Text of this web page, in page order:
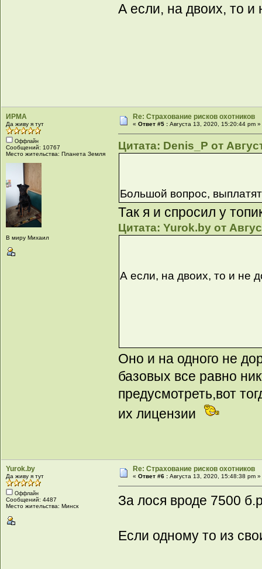
А если, на двоих, то и
ИРМА
Да живу я тут
Оффлайн
Сообщений: 10767
Место жительства: Планета Земля
В миру Михаил
Re: Страхование рисков охотников
«Ответ #5 : Августа 13, 2020, 15:20:44 pm »
Цитата: Denis_P от
Большой вопрос,
Так я и спросил у
Цитата: Yurok.by от
А если, на двоих, то и не
Оно и на одного не
базовых все равно
предусмотреть,вот
их лицензии
Yurok.by
Да живу я тут
Оффлайн
Сообщений: 4487
Место жительства: Минск
Re: Страхование рисков охотников
«Ответ #6 : Августа 13, 2020, 15:48:38 pm »
За лося вроде 7500
Если одному то из